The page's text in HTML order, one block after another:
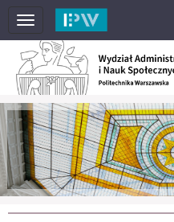
Toggle
navigation